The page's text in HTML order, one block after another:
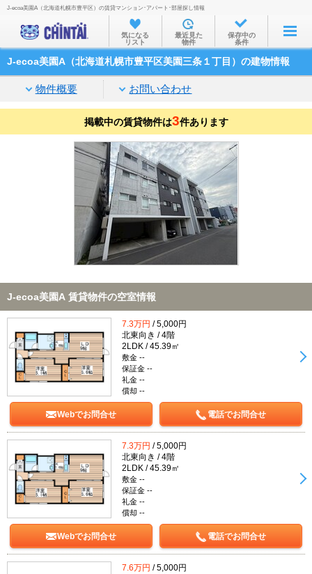
お部屋を探す
沿線・駅から
家賃相場から
通勤通学時間から
物件特集から
不動産会社から
TOP
J-ecoa美園A（北海道札幌市豊平区）の賃貸マンション･アパート･部屋探し情報
気になる
リスト
最近見た
物件
保存中の
条件
J-ecoa美園A（北海道札幌市豊平区美園三条１丁目）の建物情報
物件概要 お問い合わせ
掲載中の賃貸物件は3件あります
J-ecoa美園A 賃貸物件の空室情報
7.3万円 / 5,000円
北東向き / 4階
2LDK / 45.39㎡
敷金 --
保証金 --
礼金 --
償却 --
Webでお問合せ 電話でお問合せ
7.3万円 / 5,000円
北東向き / 4階
2LDK / 45.39㎡
敷金 --
保証金 --
礼金 --
償却 --
Webでお問合せ 電話でお問合せ
7.6万円 / 5,000円